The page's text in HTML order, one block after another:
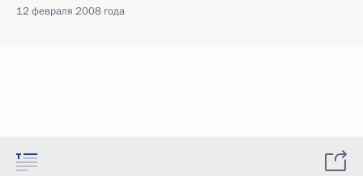
12 февраля 2008 года